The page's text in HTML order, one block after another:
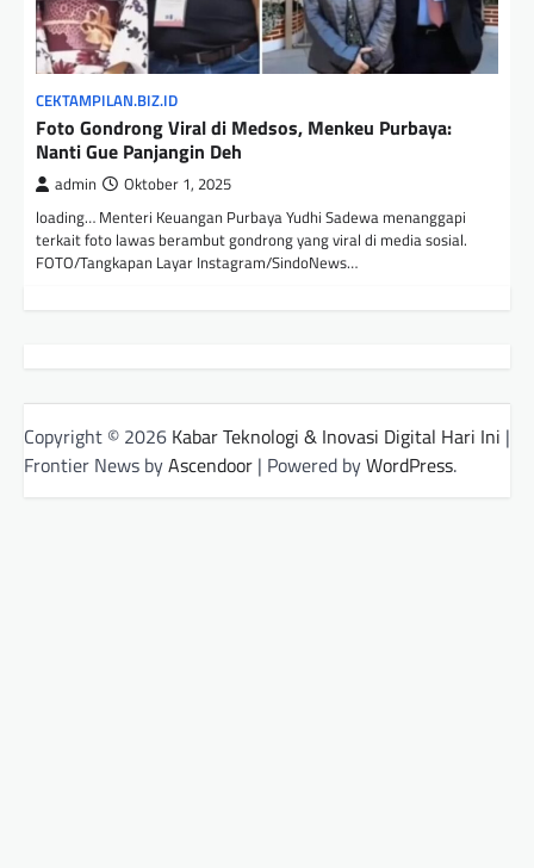
CEKTAMPILAN.BIZ.ID
Foto Gondrong Viral di Medsos, Menkeu Purbaya:
Nanti Gue Panjangin Deh
admin Oktober 1, 2025
loading… Menteri Keuangan Purbaya Yudhi Sadewa menanggapi
terkait foto lawas berambut gondrong yang viral di media sosial.
FOTO/Tangkapan Layar Instagram/SindoNews…
Copyright © 2026 Kabar Teknologi & Inovasi Digital Hari Ini |
Frontier News byAscendoor | Powered byWordPress.